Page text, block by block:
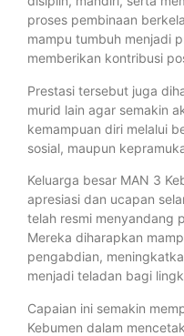
proses pembinaan
mampu tumbuh menjadi
memberikan kontribusi
Prestasi tersebut juga
murid lain agar semakin
kemampuan diri melalui
sosial, maupun
Keluarga besar MAN 3
apresiasi dan ucapan
telah resmi menyandang
Mereka diharapkan
pengabdian,
menjadi teladan bagi
Capaian ini semakin
Kebumen dalam